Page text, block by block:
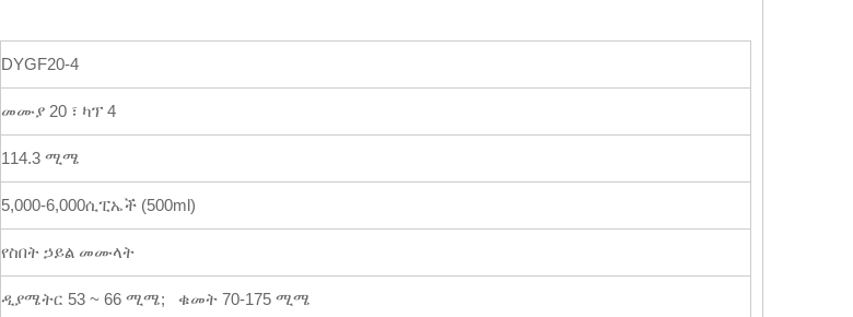
DYGF20-4
መሙያ 20 ፣ ካፕ 4
114.3 ሚሜ
5,000-6,000ሲፒኤች (500ml)
የስበት ኃይል መሙላት
ዲያሜትር 53 ~ 66 ሚሜ; ቁመት 70-175 ሚሜ